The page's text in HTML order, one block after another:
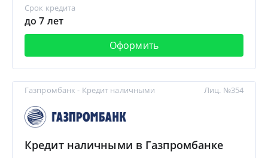
Срок кредита
до 7 лет
Оформить
Газпромбанк - Кредит наличными
Кредит наличными в Газпромбанке
Лиц. №354